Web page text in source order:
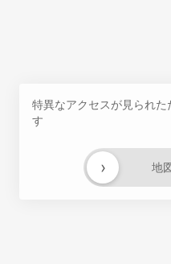
特異なアクセスが見られ
す
地
›